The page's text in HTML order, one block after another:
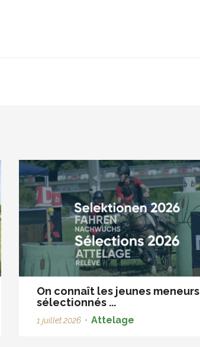
On connaît les jeunes meneurs
sélectionnés ...
1 juillet 2026 • Attelage